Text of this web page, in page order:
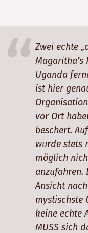
Zwei echte
Magaritha’s
Uganda
ist hier
vor Ort
beschert.
wurde stets
möglich
anzufahren.
Ansicht
mystischste
keine echte
MUSS sich